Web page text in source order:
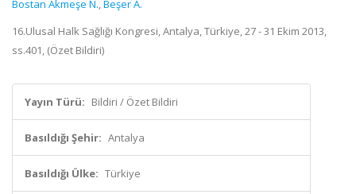
Bostan Akmeşe N.,Beşer A.
16.Ulusal Halk Sağlığı Kongresi, Antalya, Türkiye, 27 - 31 Ekim 2013,
ss.401, (Özet Bildiri)
Yayın Türü: Bildiri / Özet Bildiri
Basıldığı Şehir: Antalya
Basıldığı Ülke: Türkiye